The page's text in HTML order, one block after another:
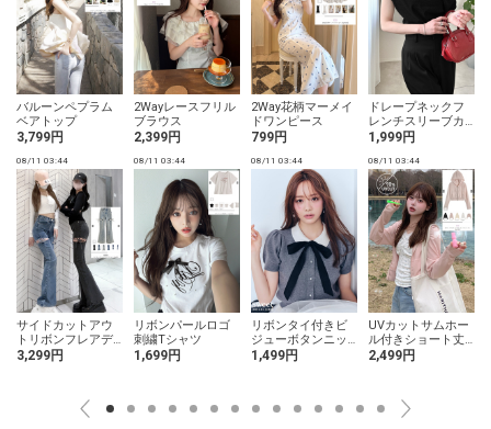
バルーンペプラム
ベアトップ
3,799円
2Wayレースフリル
ブラウス
2,399円
2Way花柄マーメイ
ドワンピース
799円
ドレープネックフ
レンチスリーブカ
ットソー
1,999円
08/11 03:44
サイドカットアウ
トリボンフレアデ
ニムパンツ
3,299円
08/11 03:44
リボンパールロゴ
刺繍Tシャツ
1,699円
08/11 03:44
リボンタイ付きビ
ジューボタンニッ
トカーディガン
1,499円
08/11 03:44
UVカットサムホー
ル付きショート丈
パーカー
2,499円